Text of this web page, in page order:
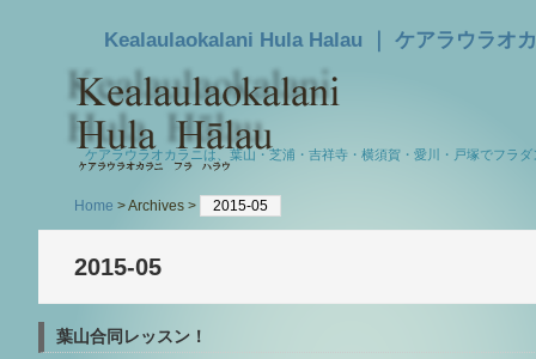
Kealaulaokalani Hula Halau ｜ ケアラウラオ
ケアラウラオカラニは、葉山・芝浦・吉祥寺・横須賀・愛川・戸塚でフラ
Home > Archives > 2015-05
2015-05
葉山合同レッスン！